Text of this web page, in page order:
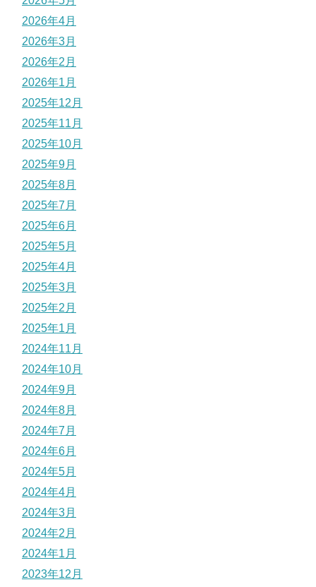
2026年4月
2026年3月
2026年2月
2026年1月
2025年12月
2025年11月
2025年10月
2025年9月
2025年8月
2025年7月
2025年6月
2025年5月
2025年4月
2025年3月
2025年2月
2025年1月
2024年11月
2024年10月
2024年9月
2024年8月
2024年7月
2024年6月
2024年5月
2024年4月
2024年3月
2024年2月
2024年1月
2023年12月